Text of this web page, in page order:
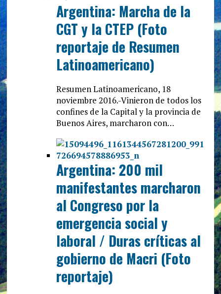
Argentina: Marcha de la
CGT y la CTEP (Foto
reportaje de Resumen
Latinoamericano)
Resumen Latinoamericano, 18
noviembre 2016.-Vinieron de todos los
confines de la Capital y la provincia de
Buenos Aires, marcharon con…
Argentina: 200 mil
manifestantes marcharon
al Congreso por la
emergencia social y
laboral / Duras críticas al
gobierno de Macri (Foto
reportaje)